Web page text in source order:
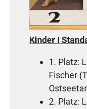
Kinder I
1. Platz:
Fischer
2. Platz: